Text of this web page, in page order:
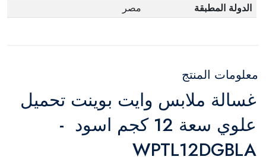
الدولة المطبقة
مصر
معلومات المنتج
غسالة ملابس وايت بوينت تحميل
علوي سعة 12 كجم اسود -
WPTL12DGBLA